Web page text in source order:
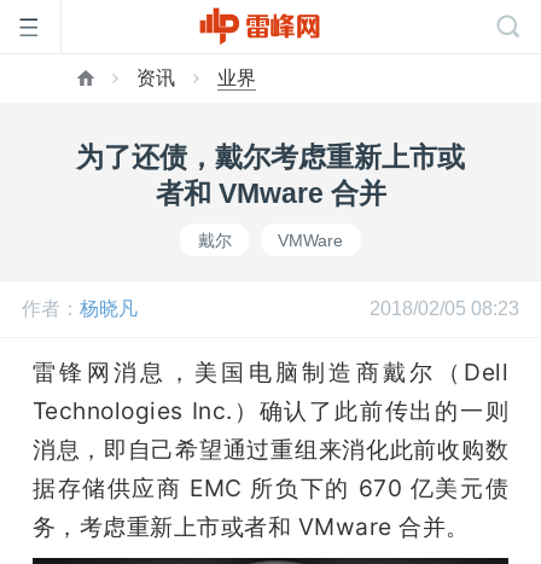
开
资讯 业界
为了还债，戴尔考虑重新上市或
者和 VMware 合并
戴尔 VMWare
作者： 杨晓凡 2018/02/05 08:23
雷锋网消息，美国电脑制造商戴尔（Dell
Technologies Inc.）确认了此前传出的一则
消息，即自己希望通过重组来消化此前收购数
据存储供应商 EMC 所负下的 670 亿美元债
务，考虑重新上市或者和 VMware 合并。